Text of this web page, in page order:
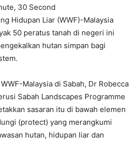
30 Second
Hidupan Liar (WWF)-Malaysia
50 peratus tanah di negeri ini
hutan simpan bagi
Malaysia di Sabah, Dr Robecca
Sabah Landscapes Programme
sasaran itu di bawah elemen
(protect) yang merangkumi
hutan, hidupan liar dan